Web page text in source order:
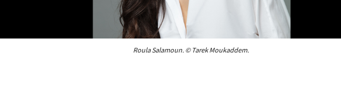
Roula Salamoun. © Tarek Moukaddem.